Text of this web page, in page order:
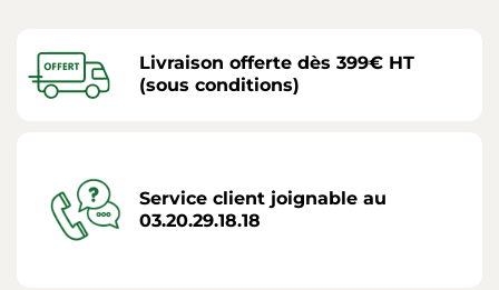
Livraison offerte dès 399€ HT
(sous conditions)
Service client joignable au
03.20.29.18.18